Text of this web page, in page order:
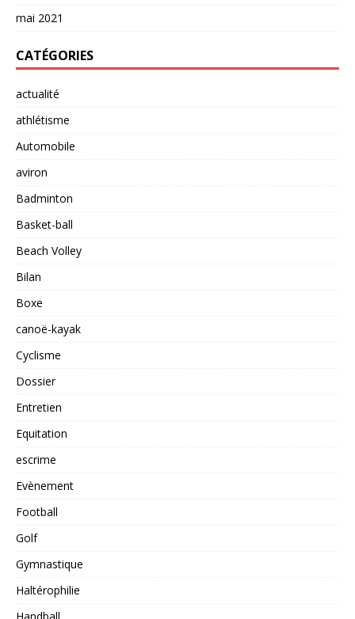
mai 2021
CATÉGORIES
actualité
athlétisme
Automobile
aviron
Badminton
Basket-ball
Beach Volley
Bilan
Boxe
canoë-kayak
Cyclisme
Dossier
Entretien
Equitation
escrime
Evènement
Football
Golf
Gymnastique
Haltérophilie